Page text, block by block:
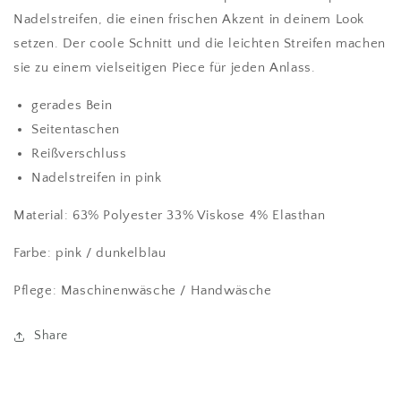
Nadelstreifen, die einen frischen Akzent in deinem Look
setzen. Der coole Schnitt und die leichten Streifen machen
sie zu einem vielseitigen Piece für jeden Anlass.
gerades Bein
Seitentaschen
Reißverschluss
Nadelstreifen in pink
Material: 63% Polyester 33% Viskose 4% Elasthan
Farbe: pink / dunkelblau
Pflege: Maschinenwäsche / Handwäsche
Share